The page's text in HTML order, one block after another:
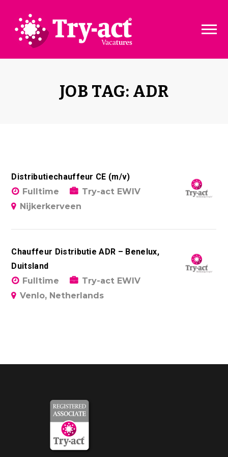
JOB TAG: ADR
Distributiechauffeur CE (m/v)
Fulltime
Try-act EWIV
Nijkerkerveen
Chauffeur Distributie ADR – Benelux,
Duitsland
Fulltime
Try-act EWIV
Venlo, Netherlands
Vacature dashboard
Pakketten & Tarieven
Over ons
Disclaimer